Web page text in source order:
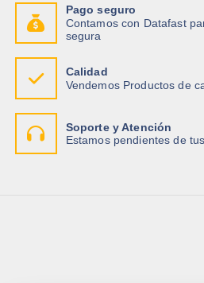
Pago seguro
Contamos con Datafast
segura
Calidad
Vendemos Productos de
Soporte y Atención
Estamos pendientes de